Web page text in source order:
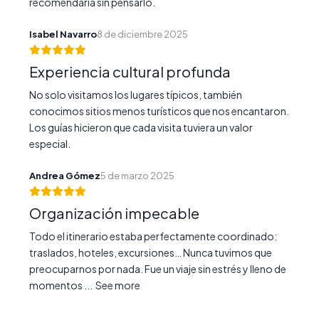
Isabel Navarro8 de diciembre 2025
Experiencia cultural profunda
No solo visitamos los lugares típicos, también
conocimos sitios menos turísticos que nos encantaron.
Los guías hicieron que cada visita tuviera un valor
especial.
Andrea Gómez5 de marzo 2025
Organización impecable
Todo el itinerario estaba perfectamente coordinado:
traslados, hoteles, excursiones… Nunca tuvimos que
preocuparnos por nada. Fue un viaje sin estrés y lleno de
momentos ...
See more